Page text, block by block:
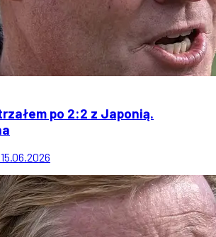
po 2:2 z Japonią.